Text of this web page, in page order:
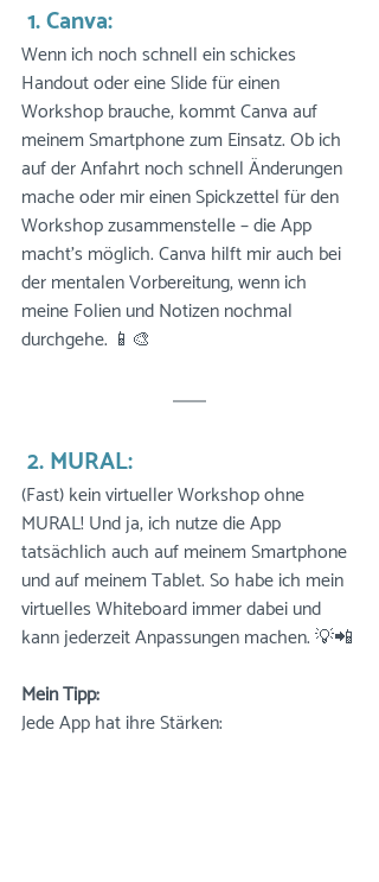
1. Canva:
Wenn ich noch schnell ein schickes
Handout oder eine Slide für einen
Workshop brauche, kommt Canva auf
meinem Smartphone zum Einsatz. Ob ich
auf der Anfahrt noch schnell Änderungen
mache oder mir einen Spickzettel für den
Workshop zusammenstelle – die App
macht’s möglich. Canva hilft mir auch bei
der mentalen Vorbereitung, wenn ich
meine Folien und Notizen nochmal
durchgehe. 📱🎨
2. MURAL:
(Fast) kein virtueller Workshop ohne
MURAL! Und ja, ich nutze die App
tatsächlich auch auf meinem Smartphone
und auf meinem Tablet. So habe ich mein
virtuelles Whiteboard immer dabei und
kann jederzeit Anpassungen machen. 💡📲
Mein Tipp:
Jede App hat ihre Stärken: